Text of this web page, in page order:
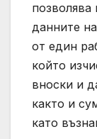
позволява
данните
от един
който
вноски и
както и
като